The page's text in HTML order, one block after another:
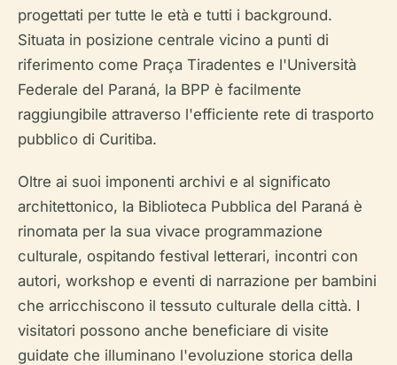
progettati per tutte le età e tutti i background.
Situata in posizione centrale vicino a punti di
riferimento come Praça Tiradentes e l'Università
Federale del Paraná, la BPP è facilmente
raggiungibile attraverso l'efficiente rete di trasporto
pubblico di Curitiba.
Oltre ai suoi imponenti archivi e al significato
architettonico, la Biblioteca Pubblica del Paraná è
rinomata per la sua vivace programmazione
culturale, ospitando festival letterari, incontri con
autori, workshop e eventi di narrazione per bambini
che arricchiscono il tessuto culturale della città. I
visitatori possono anche beneficiare di visite
guidate che illuminano l'evoluzione storica della